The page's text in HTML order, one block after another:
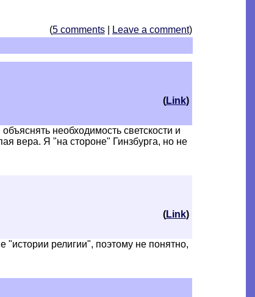
(5 comments| Leave a comment)
(Link)
необходимость светскости и
вера. Я "на стороне" Гинзбурга, но не
(Link)
"истории религии", поэтому не понятно,